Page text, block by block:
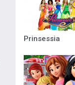
Prinsessia